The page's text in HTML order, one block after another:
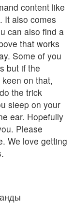
content like
It also comes
can also find a
that works
Some of you
but if the
on that,
the trick
sleep on your
ear. Hopefully
Please
We love getting